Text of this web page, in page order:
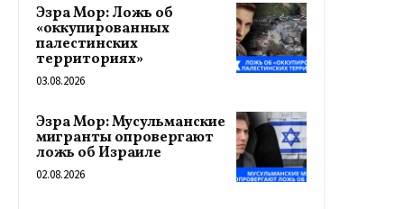
Эзра Мор: Ложь об
«оккупированных
палестинских
территориях»
03.08.2026
Эзра Мор: Мусульманские
мигранты опровергают
ложь об Израиле
02.08.2026